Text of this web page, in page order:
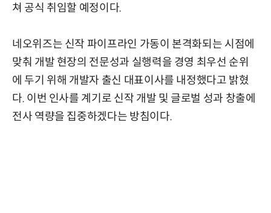
쳐 공식 취임할 예정이다.
네오위즈는 신작 파이프라인 가동이 본격화되는 시점에
맞춰 개발 현장의 전문성과 실행력을 경영 최우선 순위
에 두기 위해 개발자 출신 대표이사를 내정했다고 밝혔
다. 이번 인사를 계기로 신작 개발 및 글로벌 성과 창출에
전사 역량을 집중하겠다는 방침이다.